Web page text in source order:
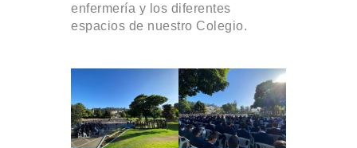
enfermería y los diferentes
espacios de nuestro Colegio.